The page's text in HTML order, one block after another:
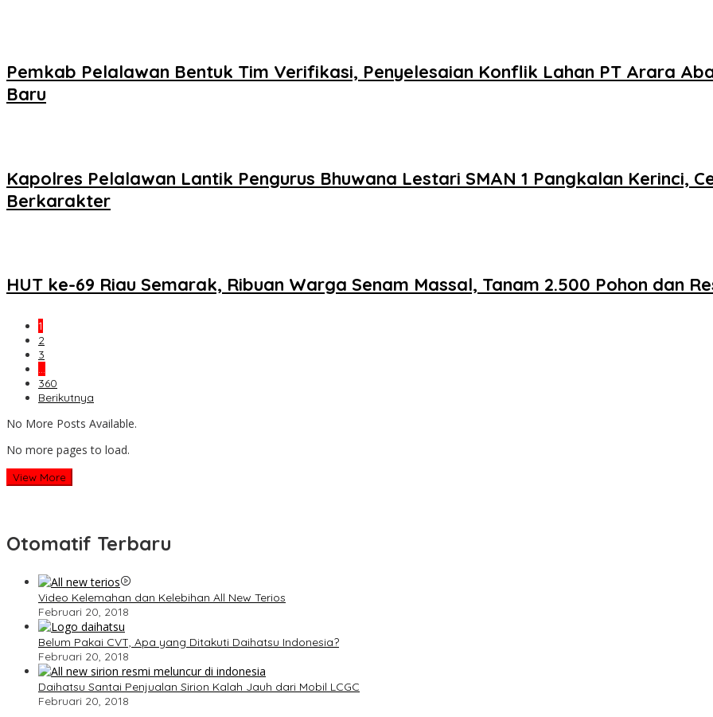
Pemkab Pelalawan Bentuk Tim Verifikasi, Penyelesaian Konflik Lahan PT Arara
Baru
Kapolres Pelalawan Lantik Pengurus Bhuwana Lestari SMAN 1 Pangkalan Kerinci,
Berkarakter
HUT ke-69 Riau Semarak, Ribuan Warga Senam Massal, Tanam 2.500 Pohon dan
1
2
3
…
360
Berikutnya
No More Posts Available.
No more pages to load.
View More
Otomatif Terbaru
Video Kelemahan dan Kelebihan All New Terios
Februari 20, 2018
Belum Pakai CVT, Apa yang Ditakuti Daihatsu Indonesia?
Februari 20, 2018
Daihatsu Santai Penjualan Sirion Kalah Jauh dari Mobil LCGC
Februari 20, 2018